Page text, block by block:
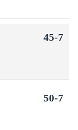
45-7
50-7